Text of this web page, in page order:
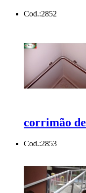
Cod.:2852
corrimão
Cod.:2853